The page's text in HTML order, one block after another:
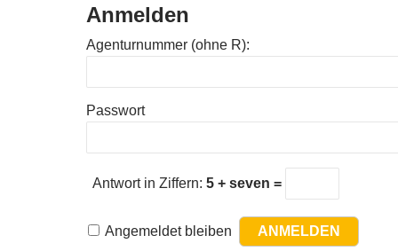
Anmelden
Agenturnummer (ohne R):
Passwort
Antwort in Ziffern: 5 + seven =
Angemeldet bleiben